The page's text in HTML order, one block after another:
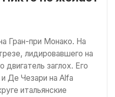
Гран-при Монако. На
лидировавшего на
двигатель заглох. Его
и Де Чезари на Alfa
итальянские